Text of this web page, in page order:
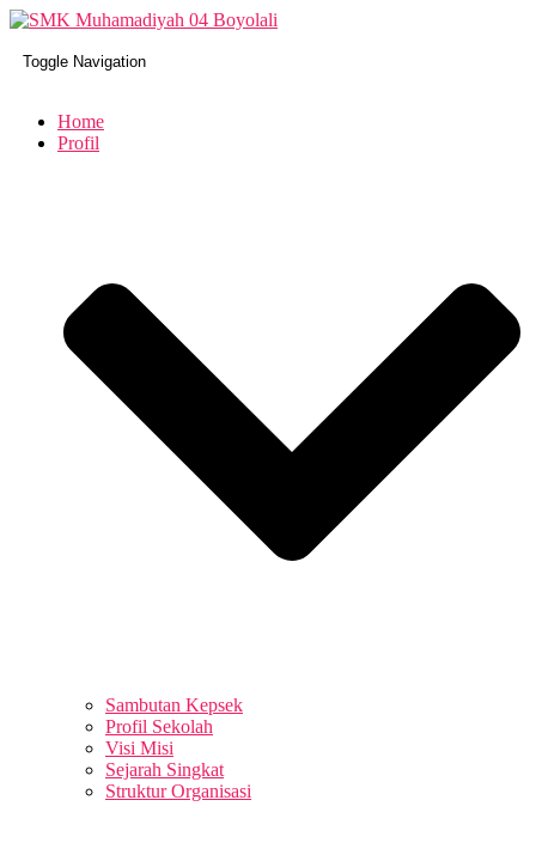
Toggle Navigation
Home
Profil
Sambutan Kepsek
Profil Sekolah
Visi Misi
Sejarah Singkat
Struktur Organisasi